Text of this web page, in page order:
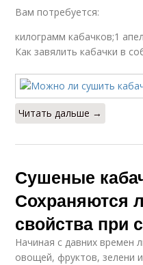
Вам потребуется:
килограмм кабачков;1
Как завялить кабачки в
Читать дальше →
Сушеные
Сохраняются
свойства при
Начиная с давних времен
овощей, фруктов, зелени